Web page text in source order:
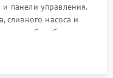
панели управления.
сливного насоса и
барабана и
люка на разрывы.